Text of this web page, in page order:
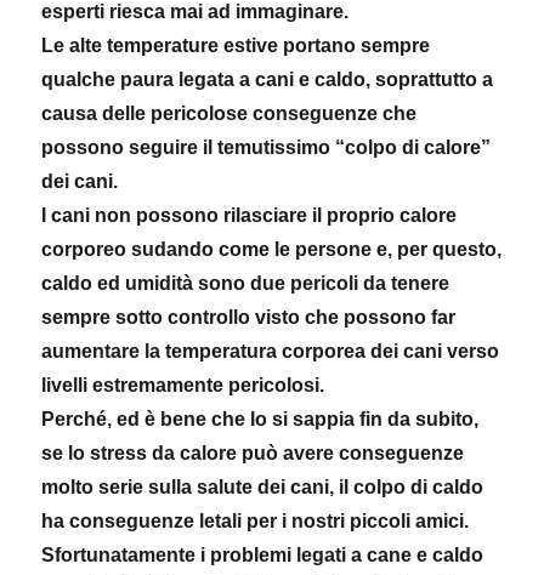
esperti riesca mai ad immaginare.
Le alte temperature estive portano sempre
qualche paura legata a cani e caldo, soprattutto a
causa delle pericolose conseguenze che
possono seguire il temutissimo “colpo di calore”
dei cani.
I cani non possono rilasciare il proprio calore
corporeo sudando come le persone e, per questo,
caldo ed umidità sono due pericoli da tenere
sempre sotto controllo visto che possono far
aumentare la temperatura corporea dei cani verso
livelli estremamente pericolosi.
Perché, ed è bene che lo si sappia fin da subito,
se lo stress da calore può avere conseguenze
molto serie sulla salute dei cani, il colpo di caldo
ha conseguenze letali per i nostri piccoli amici.
Sfortunatamente i problemi legati a cane e caldo